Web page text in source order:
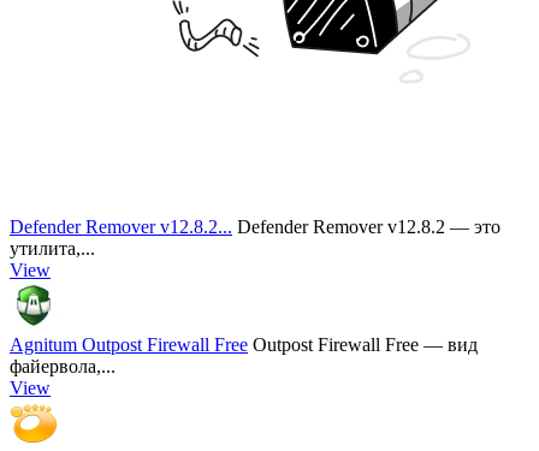
Defender Remover v12.8.2... Defender Remover v12.8.2 — это
утилита,...
View
Agnitum Outpost Firewall Free Outpost Firewall Free — вид
файервола,...
View